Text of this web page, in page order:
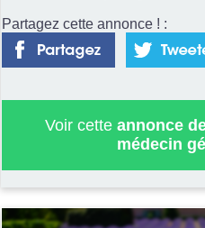
Partagez cette annonce ! :
Voir cette annonce
médecin